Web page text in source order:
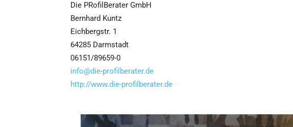
Die PRofilBerater GmbH
Bernhard Kuntz
Eichbergstr. 1
64285 Darmstadt
06151/89659-0
info@die-profilberater.de
http://www.die-profilberater.de